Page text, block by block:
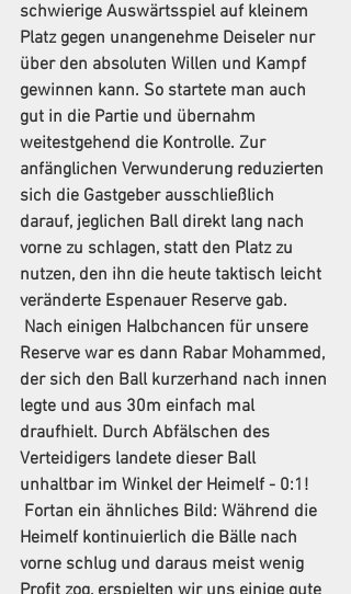
schwierige Auswärtsspiel auf kleinem
Platz gegen unangenehme Deiseler nur
über den absoluten Willen und Kampf
gewinnen kann. So startete man auch
gut in die Partie und übernahm
weitestgehend die Kontrolle. Zur
anfänglichen Verwunderung reduzierten
sich die Gastgeber ausschließlich
darauf, jeglichen Ball direkt lang nach
vorne zu schlagen, statt den Platz zu
nutzen, den ihn die heute taktisch leicht
veränderte Espenauer Reserve gab.
Reserve war es dann Rabar Mohammed,
der sich den Ball kurzerhand nach innen
legte und aus 30m einfach mal
draufhielt. Durch Abfälschen des
Verteidigers landete dieser Ball
unhaltbar im Winkel der Heimelf - 0:1!
Heimelf kontinuierlich die Bälle nach
vorne schlug und daraus meist wenig